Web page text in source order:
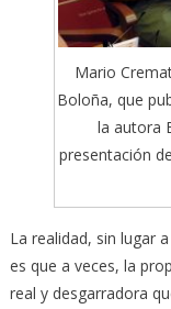
Mario
Boloña, que
la autora
presentación
La realidad, sin lugar
es que a veces, la
real y desgarradora